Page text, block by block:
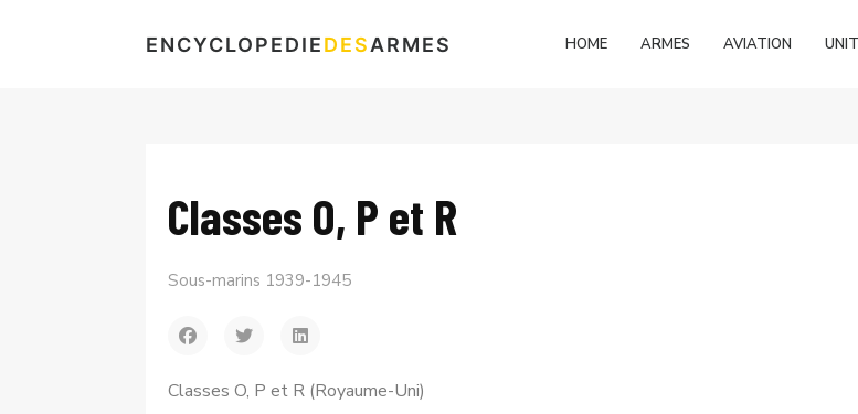
ENCYCLOPEDIEDESARMES HOME ARMES AVIATION
Classes O, P et R
Sous-marins 1939-1945
Classes O, P et R (Royaume-Uni)